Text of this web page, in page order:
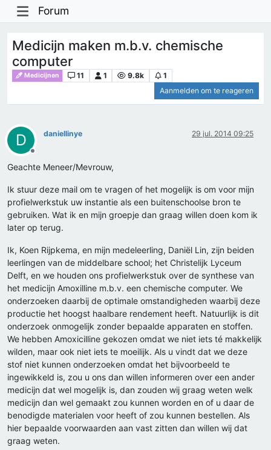
Forum
Medicijn maken m.b.v. chemische
computer
Medicijnen 11 1 9.8k
1
Aanmelden om te reageren
D
Offline
daniellinye 29 jul. 2014 09:25
Geachte Meneer/Mevrouw,
Ik stuur deze mail om te vragen of het mogelijk is om voor mijn
profielwerkstuk uw instantie als een buitenschoolse bron te
gebruiken. Wat ik en mijn groepje dan graag willen doen kom ik
later op terug.
Ik, Koen Rijpkema, en mijn medeleerling, Daniël Lin, zijn beiden
leerlingen van de middelbare school; het Christelijk Lyceum
Delft, en we houden ons profielwerkstuk over de synthese van
het medicijn Amoxilline m.b.v. een chemische computer. We
onderzoeken daarbij de optimale omstandigheden waarbij deze
productie het hoogst haalbare rendement heeft. Natuurlijk is dit
onderzoek onmogelijk zonder bepaalde apparaten en stoffen.
We hebben Amoxicilline gekozen omdat we niet iets té makkelijk
wilden, maar ook niet iets te moeilijk. Als u vindt dat we deze
stof niet kunnen onderzoeken omdat het bijvoorbeeld te
ingewikkeld is, zou u ons dan willen informeren over een ander
medicijn dat wel mogelijk is, dan zouden wij graag weten welk
medicijn dan wel gemaakt zou kunnen worden en of u daar de
benodigde materialen voor heeft of zou kunnen bestellen. Als
hier bepaalde voorwaarden aan vast zitten dan willen wij dat
graag weten.